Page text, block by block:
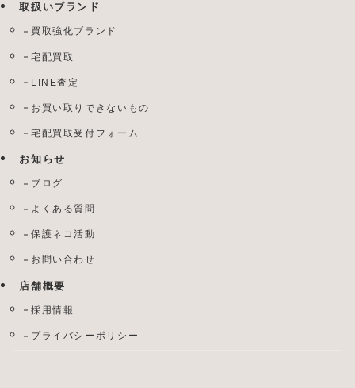
取扱いブランド
買取強化ブランド
宅配買取
LINE査定
お買い取りできないもの
宅配買取受付フォーム
お知らせ
ブログ
よくある質問
保護ネコ活動
お問い合わせ
店舗概要
採用情報
プライバシーポリシー